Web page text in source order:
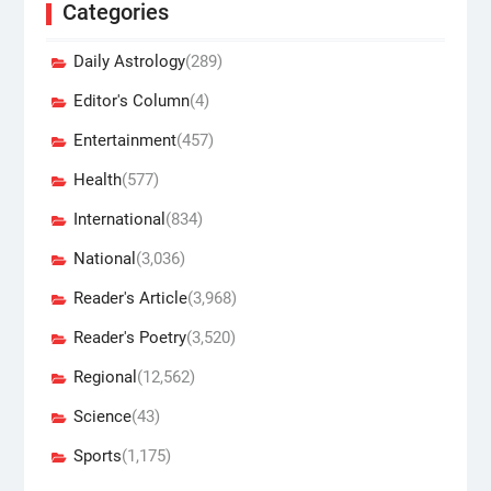
Categories
Daily Astrology(289)
Editor's Column(4)
Entertainment(457)
Health(577)
International (834)
National (3,036)
Reader's Article(3,968)
Reader's Poetry(3,520)
Regional (12,562)
Science(43)
Sports(1,175)